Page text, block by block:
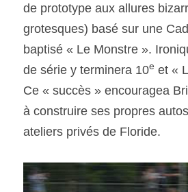
de prototype aux allures
grotesques) basé sur une
baptisé « Le Monstre ».
de série y terminera 10e et «
Ce « succès » encouragea
à construire ses propres
ateliers privés de Floride.